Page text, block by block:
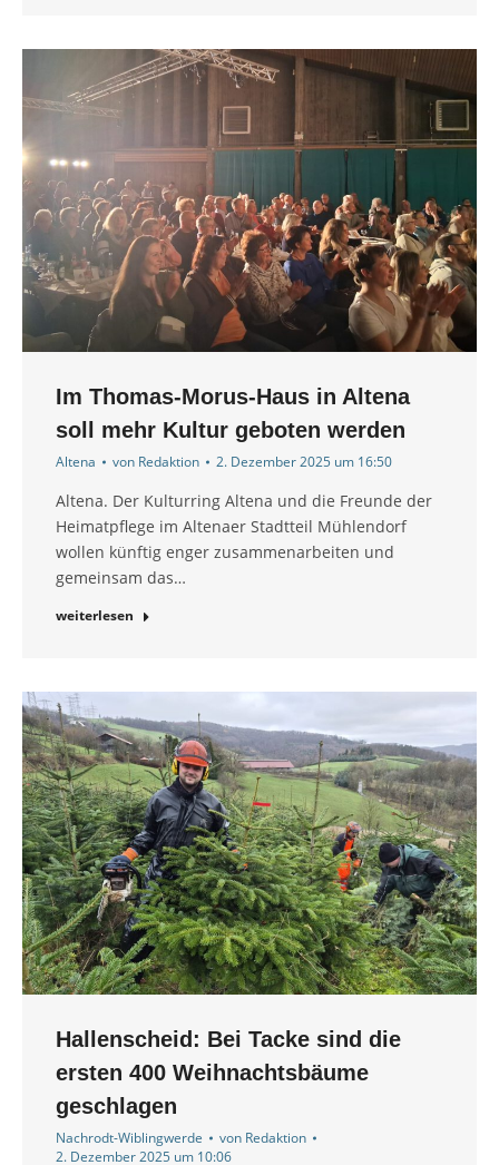
Im Thomas-Morus-Haus in Altena
soll mehr Kultur geboten werden
Altena von Redaktion 2. Dezember 2025 um 16:50
Altena. Der Kulturring Altena und die Freunde der
Heimatpflege im Altenaer Stadtteil Mühlendorf
wollen künftig enger zusammenarbeiten und
gemeinsam das…
weiterlesen
Hallenscheid: Bei Tacke sind die
ersten 400 Weihnachtsbäume
geschlagen
Nachrodt-Wiblingwerde von Redaktion
2. Dezember 2025 um 10:06